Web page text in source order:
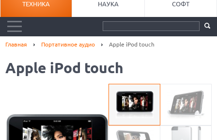
ТЕХНИКА НАУКА СОФТ
Главная Портативное аудио Apple iPod touch
Apple iPod touch